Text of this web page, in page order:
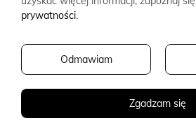
COPYRIGHTS
CREATED BY
prywatności.
Zgadzam się
Odmawiam